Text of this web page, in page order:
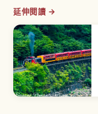
延伸閱讀 →